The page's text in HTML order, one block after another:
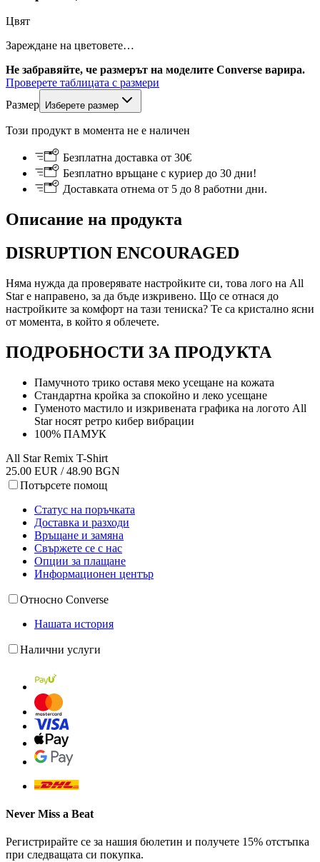
Цвят
Зареждане на цветовете…
Не забравяйте, че размерът на моделите Converse варира.
Проверете таблицата с размери
Размер
Изберете размер
Този продукт в момента не е наличен
Безплатна доставка от 30€
Безплатно връщане с куриер до 30 дни!
Доставката отнема от 5 до 8 работни дни.
Описание на продукта
DISRUPTION ENCOURAGED
Няма нужда да проверявате настройките си, това лого на All
Star е направено, за да бъде изкривено. Що се отнася до
настройките за комфорт на тази тениска? Те са кристално ясни
от момента, в който я облечете.
ПОДРОБНОСТИ ЗА ПРОДУКТА
Памучното трико оставя меко усещане на кожата
Стандартна кройка за спокойно и леко усещане
Гуменото мастило и изкривената графика на логото All
Star носят ретро кибер вибрации
100% ПАМУК
All Star Remix T-Shirt
25.00 EUR / 48.90 BGN
Потърсете помощ
Статус на поръчката
Доставка и разходи
Връщане и замяна
Свържете се с нас
Опции за плащане
Информационен център
Относно Converse
Нашата история
Налични услуги
Never Miss a Beat
Регистрирайте се за нашия бюлетин и получете 15% отстъпка
при следващата си покупка.